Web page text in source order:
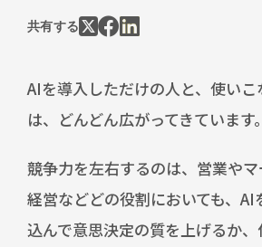
共有する
AIを導入しただけの人と、使い
は、どんどん広がってきています。
競争力を左右するのは、営業や
経営などどの役割においても、
込んで意思決定の質を上げるか